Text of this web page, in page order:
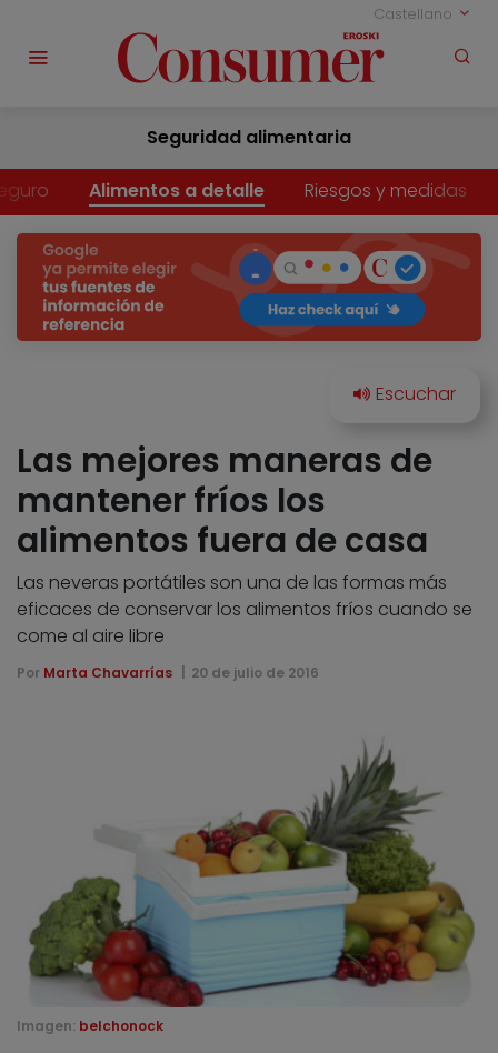
Castellano
Seguridad alimentaria
Alimentos a detalle Riesgos y medidas
Las mejores maneras de
mantener fríos los
alimentos fuera de casa
Las neveras portátiles son una de las formas más
eficaces de conservar los alimentos fríos cuando se
come al aire libre
Por Marta Chavarrías 20 de julio de 2016
Imagen: belchonock